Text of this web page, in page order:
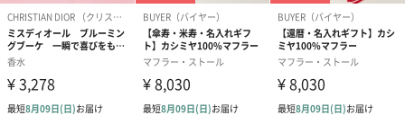
フレッシュ＆センシュアル フローラル
エレガントで魅力的なブーケのように構築され、色鮮やかな無数
の花々を集めた「ミレフィオリ（幾千もの花々）」のような香